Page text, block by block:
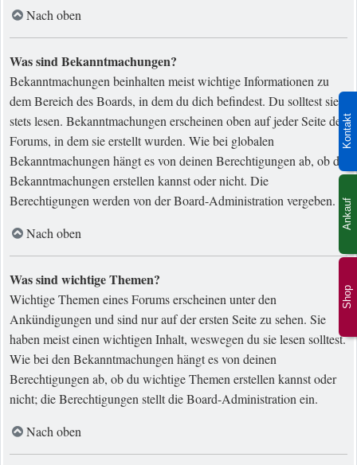
Shop
Kontakt
Ankauf
Nach oben
Was sind Bekanntmachungen?
Bekanntmachungen beinhalten meist wichtige Informationen zu
dem Bereich des Boards, in dem du dich befindest. Du solltest sie
stets lesen. Bekanntmachungen erscheinen oben auf jeder Seite des
Forums, in dem sie erstellt wurden. Wie bei globalen
Bekanntmachungen hängt es von deinen Berechtigungen ab, ob du
Bekanntmachungen erstellen kannst oder nicht. Die
Berechtigungen werden von der Board-Administration vergeben.
Nach oben
Was sind wichtige Themen?
Wichtige Themen eines Forums erscheinen unter den
Ankündigungen und sind nur auf der ersten Seite zu sehen. Sie
haben meist einen wichtigen Inhalt, weswegen du sie lesen solltest.
Wie bei den Bekanntmachungen hängt es von deinen
Berechtigungen ab, ob du wichtige Themen erstellen kannst oder
nicht; die Berechtigungen stellt die Board-Administration ein.
Nach oben